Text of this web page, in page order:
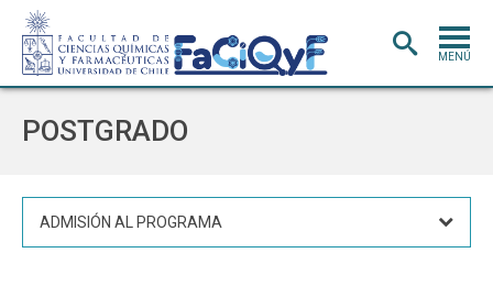
MENÚ
POSTGRADO
ADMISIÓN AL PROGRAMA